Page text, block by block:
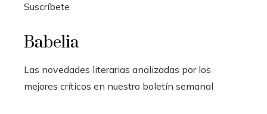
Suscríbete
Babelia
Las novedades literarias analizadas por los
mejores críticos en nuestro boletín semanal